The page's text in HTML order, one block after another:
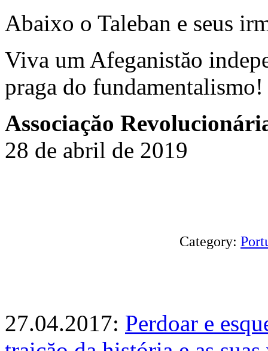
Abaixo o Taleban e seus
Viva um Afeganistăo
praga do fundamentalismo!
Associaçăo
28 de abril de 2019
Category:
27.04.2017: Perdoar e